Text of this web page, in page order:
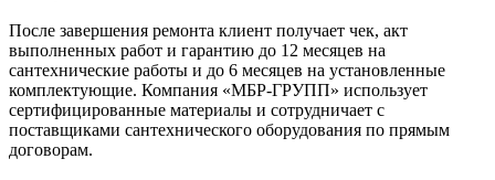
После завершения ремонта клиент получает чек, акт
выполненных работ и гарантию до 12 месяцев на
сантехнические работы и до 6 месяцев на установленные
комплектующие. Компания «МБР-ГРУПП» использует
сертифицированные материалы и сотрудничает с
поставщиками сантехнического оборудования по прямым
договорам.